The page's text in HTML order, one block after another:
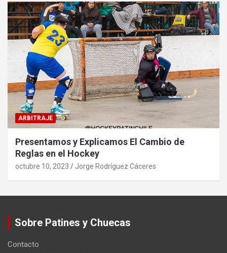
ARBITRAJE
Presentamos y Explicamos El Cambio de
Reglas en el Hockey
octubre 10, 2023 Jorge Rodríguez Cáceres
Sobre Patines y Chuecas
Contacto